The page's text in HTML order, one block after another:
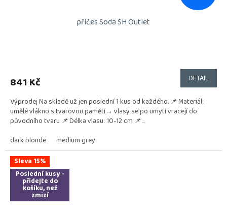
příčes Soda SH Outlet
841 Kč DETAIL
Výprodej Na skladě už jen poslední 1 kus od každého. 📌 Materiál:
umělé vlákno s tvarovou pamětí→ vlasy se po umytí vracejí do
původního tvaru 📌 Délka vlasu: 10-12 cm 📌...
dark blonde
medium grey
Sleva 15%
Poslední kusy -
přidejte do
košíku, než
zmizí